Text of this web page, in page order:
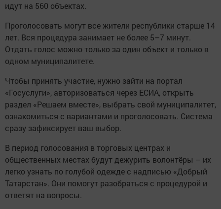
идут на 560 объектах.
Проголосовать могут все жители республики старше 14
лет. Вся процедура занимает не более 5–7 минут.
Отдать голос можно только за один объект и только в
одном муниципалитете.
Чтобы принять участие, нужно зайти на портал
«Госуслуги», авторизоваться через ЕСИА, открыть
раздел «Решаем вместе», выбрать свой муниципалитет,
ознакомиться с вариантами и проголосовать. Система
сразу зафиксирует ваш выбор.
В период голосования в торговых центрах и
общественных местах будут дежурить волонтёры – их
легко узнать по голубой одежде с надписью «Добрый
Татарстан». Они помогут разобраться с процедурой и
ответят на вопросы.